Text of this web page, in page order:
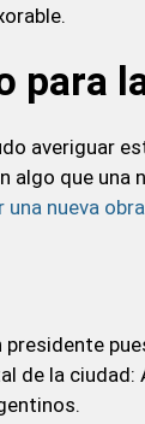
para
averiguar
algo que una
una nueva
presidente
de la ciudad: